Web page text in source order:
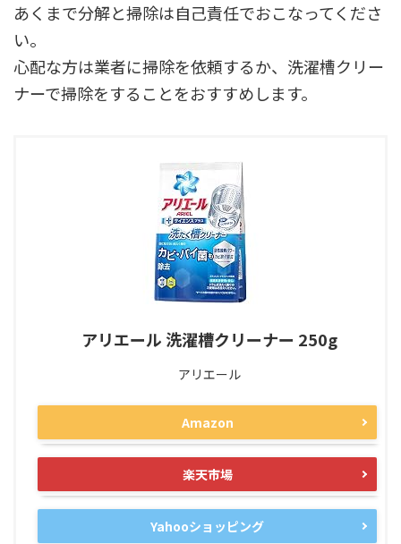
あくまで分解と掃除は自己責任でおこなってくださ
い。
心配な方は業者に掃除を依頼するか、洗濯槽クリー
ナーで掃除をすることをおすすめします。
アリエール 洗濯槽クリーナー 250g
アリエール
Amazon
楽天市場
Yahooショッピング